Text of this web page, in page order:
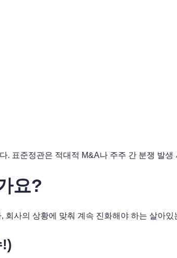
. 표준정관은 적대적 M&A나 주주 간 분쟁 발
요?
회사의 상황에 맞춰 계속 진화해야 하는 살아